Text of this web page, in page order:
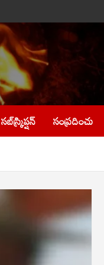
సబ్‌స్క్రిప్షన్ సంప్రదించు